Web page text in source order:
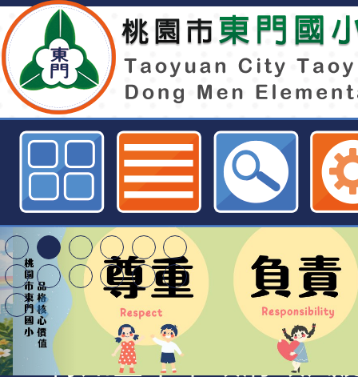
國立臺灣師範大學心理與教育測驗
理112年度「素養導向課室評量資
畫」探究實作評量專題講座-桃園
訊網
特殊教育學生及幼兒
明手冊(修訂版)與學
轉知臺中市政府政風